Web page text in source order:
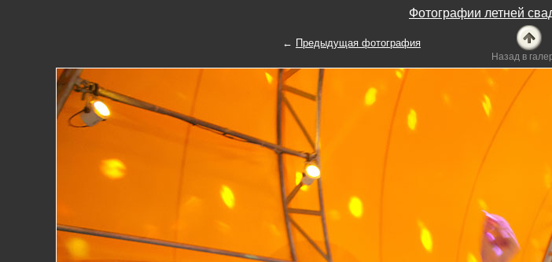
Фотографии летней
← Предыдущая фотография
Назад в